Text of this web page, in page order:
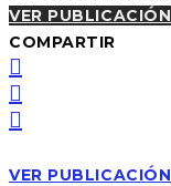
VER PUBLICACIÓN
COMPARTIR
VER PUBLICACIÓN